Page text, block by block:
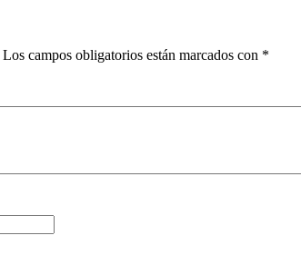
Los campos obligatorios están marcados con *